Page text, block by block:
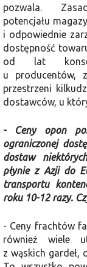
pozwala.
potencjału
i odpowiednie
dostępność
od lat
u producentów,
przestrzeni
dostawców, u
- Ceny opon
ograniczonej
dostaw
płynie z Azji do
transportu
roku 10-12 razy.
- Ceny frachtów
również wiele
z wąskich gardeł,